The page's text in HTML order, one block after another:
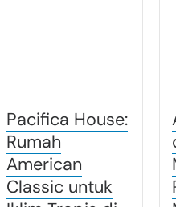
Pacifica House:
Rumah
American
Classic untuk